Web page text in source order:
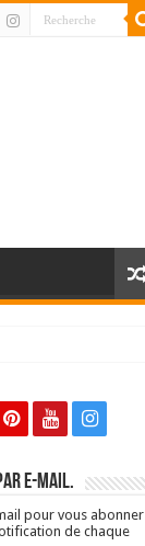
e-mail.
pour vous abonner
de chaque